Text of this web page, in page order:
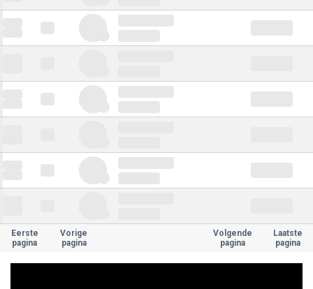
Eerste
pagina
Vorige
pagina
Volgende
pagina
Laatste
pagina